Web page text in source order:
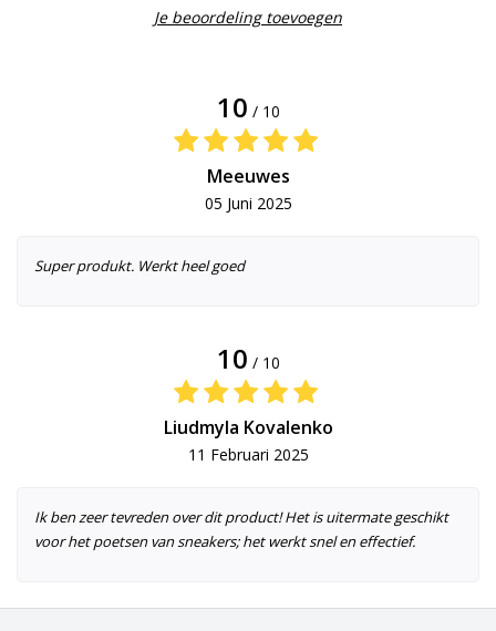
Je beoordeling toevoegen
10 / 10
Meeuwes
05 Juni 2025
Super produkt. Werkt heel goed
10 / 10
Liudmyla Kovalenko
11 Februari 2025
Ik ben zeer tevreden over dit product! Het is uitermate geschikt
voor het poetsen van sneakers; het werkt snel en effectief.